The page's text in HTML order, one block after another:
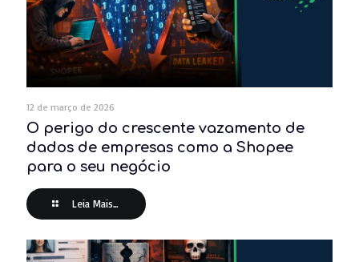
12 de março de 2026
O perigo do crescente vazamento de
dados de empresas como a Shopee
para o seu negócio
Leia Mais...